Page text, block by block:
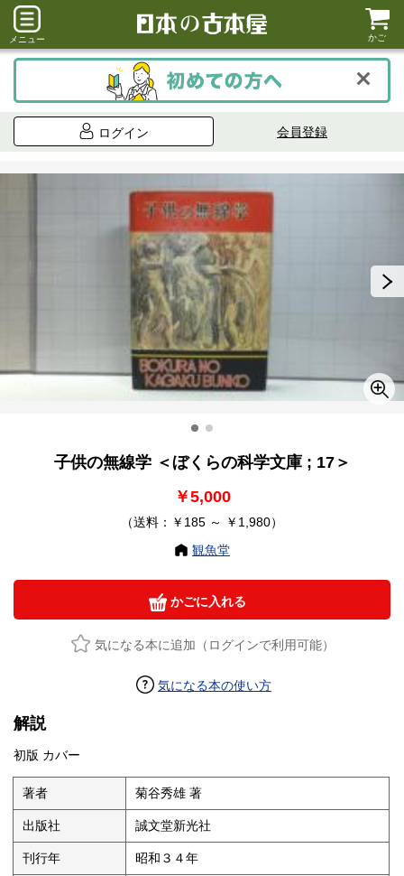
メニュー かご
ログイン 会員登録
子供の無線学 ＜ぼくらの科学文庫 ; 17＞
￥5,000
（送料：￥185 ～ ￥1,980）
観魚堂
かごに入れる
気になる本に追加（ログインで利用可能）
気になる本の使い方
解説
初版 カバー
著者 菊谷秀雄 著
出版社 誠文堂新光社
刊行年 昭和３４年